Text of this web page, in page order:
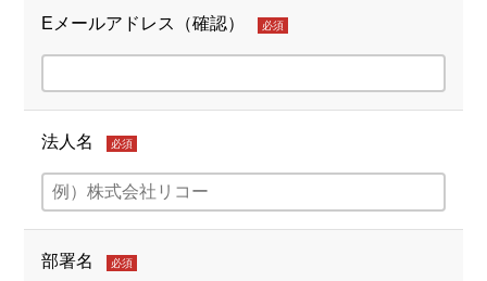
Eメールアドレス（確認） 必須
法人名 必須
部署名 必須